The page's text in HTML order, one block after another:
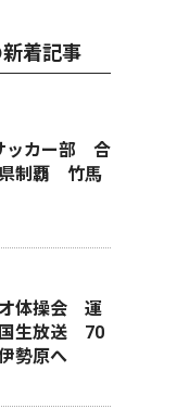
着記事
ッカー部 合
制覇 竹馬
体操会 運
生放送 70
勢原へ